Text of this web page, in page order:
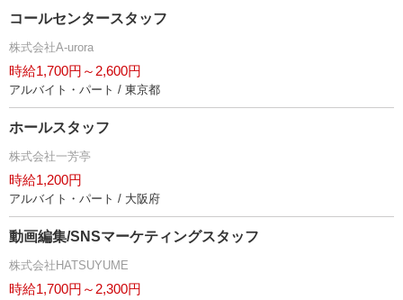
コールセンタースタッフ
株式会社A-urora
時給1,700円～2,600円
アルバイト・パート / 東京都
ホールスタッフ
株式会社一芳亭
時給1,200円
アルバイト・パート / 大阪府
動画編集/SNSマーケティングスタッフ
株式会社HATSUYUME
時給1,700円～2,300円